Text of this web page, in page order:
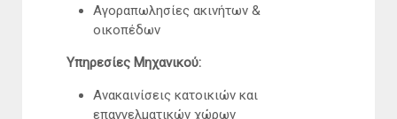
Αγοραπωλησίες ακινήτων &
οικοπέδων
Υπηρεσίες Μηχανικού:
Ανακαινίσεις κατοικιών και
επαγγελματικών χώρων